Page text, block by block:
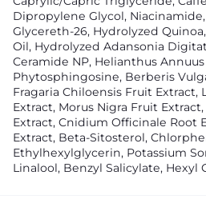
Dipropylene Glycol,
Glycereth-26, Hydrolyzed
Oil, Hydrolyzed Adansonia
Ceramide NP, Helianthus
Phytosphingosine, Berberis
Fragaria Chiloensis Fruit Extract,
Extract, Morus Nigra Fruit
Extract, Cnidium Officinale Root
Extract, Beta-Sitosterol,
Ethylhexylglycerin, Potassium
Linalool, Benzyl Salicylate, Hexyl